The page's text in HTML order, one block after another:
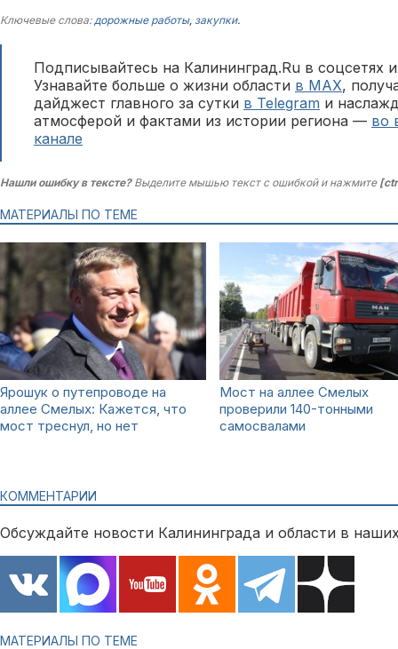
Ключевые слова:дорожные работы, закупки.
Подписывайтесь на Калининград.Ru в соцсетях
Узнавайте больше о жизни области в MAX,
дайджест главного за сутки в Telegram и
атмосферой и фактами из истории региона — во
канале
Нашли ошибку в тексте?Выделите мышью текст с ошибкой и нажмите
МАТЕРИАЛЫ ПО ТЕМЕ
Ярошук о путепроводе на
аллее Смелых: Кажется, что
мост треснул, но нет
Мост на аллее Смелых
проверили 140-тонными
самосвалами
КОММЕНТАРИИ
Обсуждайте новости Калининграда и области в
МАТЕРИАЛЫ ПО ТЕМЕ